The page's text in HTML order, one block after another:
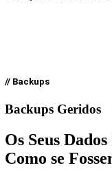
// Backups
Backups Geridos
Os Seus
Como se